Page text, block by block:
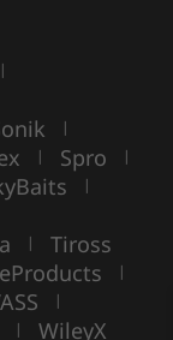
|
|
| Spro |
|
| Tiross
|
|
| WileyX